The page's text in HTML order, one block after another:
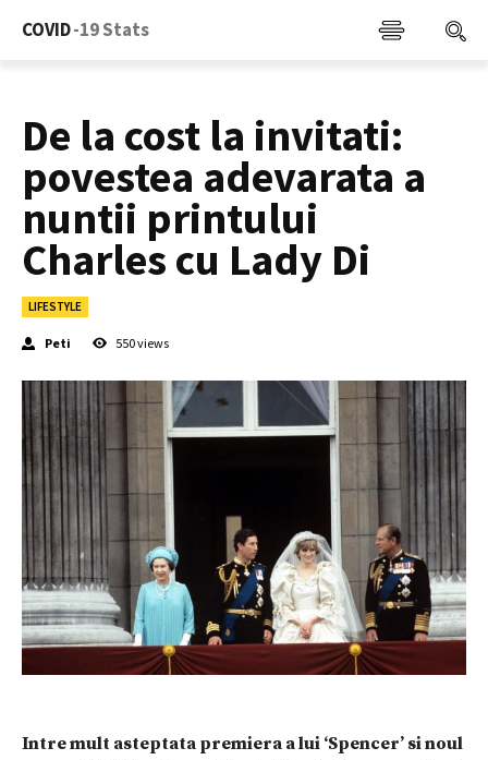
COVID-19 Stats
De la cost la invitati:
povestea adevarata a
nuntii printului
Charles cu Lady Di
LIFESTYLE
Peti 550views
Intre mult asteptata premiera a lui ‘Spencer’ si noul